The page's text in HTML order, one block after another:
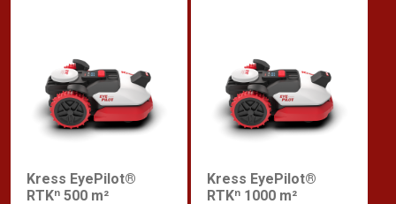
Kress EyePilot®
RTKⁿ 500 m²
Kress EyePilot®
RTKⁿ 1000 m²